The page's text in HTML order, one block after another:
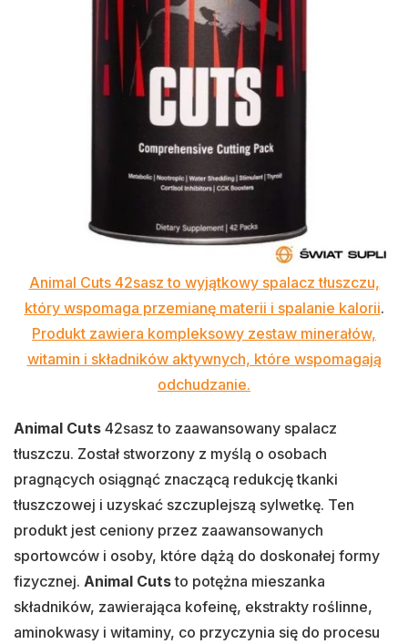
Animal Cuts 42sasz to wyjątkowy spalacz tłuszczu,
który wspomaga przemianę materii i spalanie kalorii.
Produkt zawiera kompleksowy zestaw minerałów,
witamin i składników aktywnych, które wspomagają
odchudzanie.
Animal Cuts 42sasz to zaawansowany spalacz
tłuszczu. Został stworzony z myślą o osobach
pragnących osiągnąć znaczącą redukcję tkanki
tłuszczowej i uzyskać szczuplejszą sylwetkę. Ten
produkt jest ceniony przez zaawansowanych
sportowców i osoby, które dążą do doskonałej formy
fizycznej. Animal Cutsto potężna mieszanka
składników, zawierająca kofeinę, ekstrakty roślinne,
aminokwasy i witaminy, co przyczynia się do procesu